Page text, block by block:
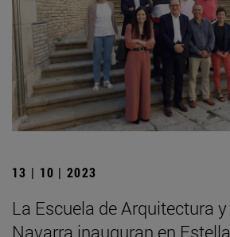
13 | 10 | 2023
La Escuela de Arquitectura
Navarra inauguran en